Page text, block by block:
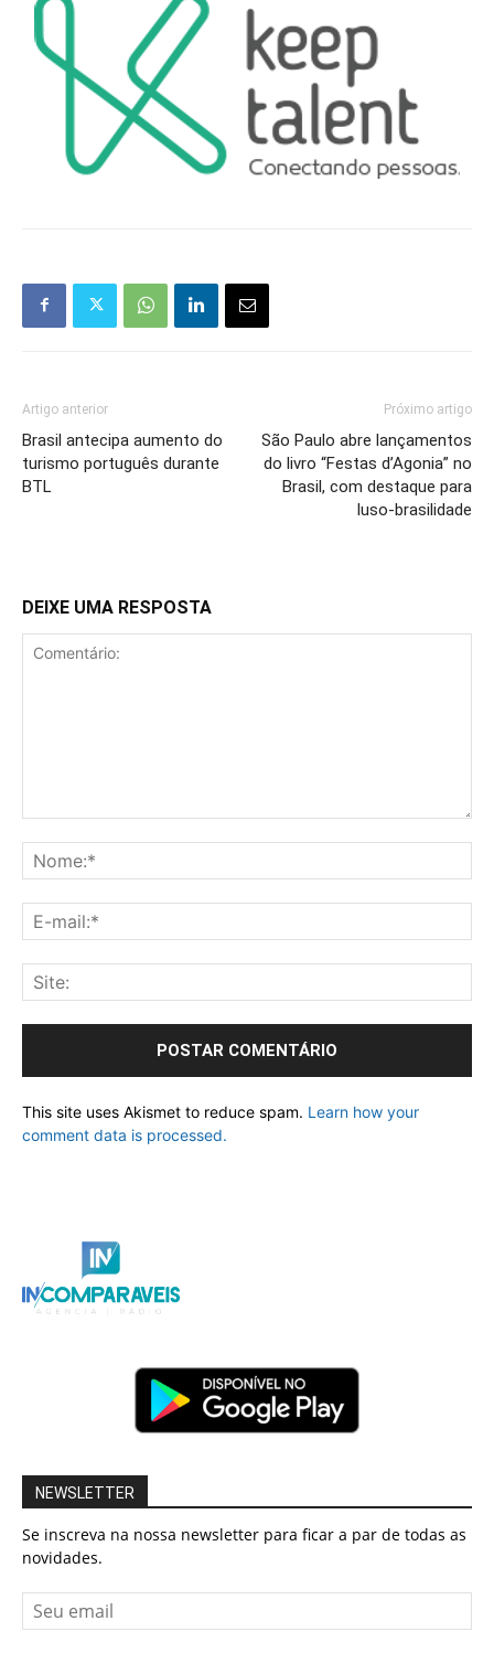
Artigo anterior
Brasil antecipa aumento do
turismo português durante
BTL
Próximo artigo
São Paulo abre lançamentos
do livro “Festas d’Agonia” no
Brasil, com destaque para
luso-brasilidade
DEIXE UMA RESPOSTA
This site uses Akismet to reduce spam. Learn how your
comment data is processed.
NEWSLETTER
Se inscreva na nossa newsletter para ficar a par de todas as
novidades.